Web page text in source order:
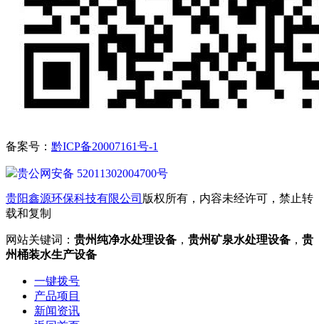
备案号： 黔ICP备20007161号-1
贵公网安备 52011302004700号
贵阳鑫源环保科技有限公司 版权所有，内容未经许可，禁止转
载和复制
网站关键词： 贵州纯净水处理设备 ， 贵州矿泉水处理设备 ， 贵
州桶装水生产设备
一键拨号
产品项目
新闻资讯